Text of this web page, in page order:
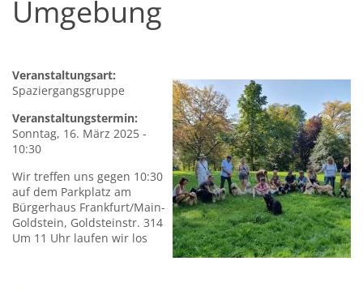
Umgebung​
Veranstaltungsart:
Spaziergangsgruppe
Veranstaltungstermin:
Sonntag, 16. März 2025 -
10:30
Wir treffen uns gegen 10:30
auf dem Parkplatz am
Bürgerhaus Frankfurt/Main-
Goldstein, Goldsteinstr. 314
Um 11 Uhr laufen wir los